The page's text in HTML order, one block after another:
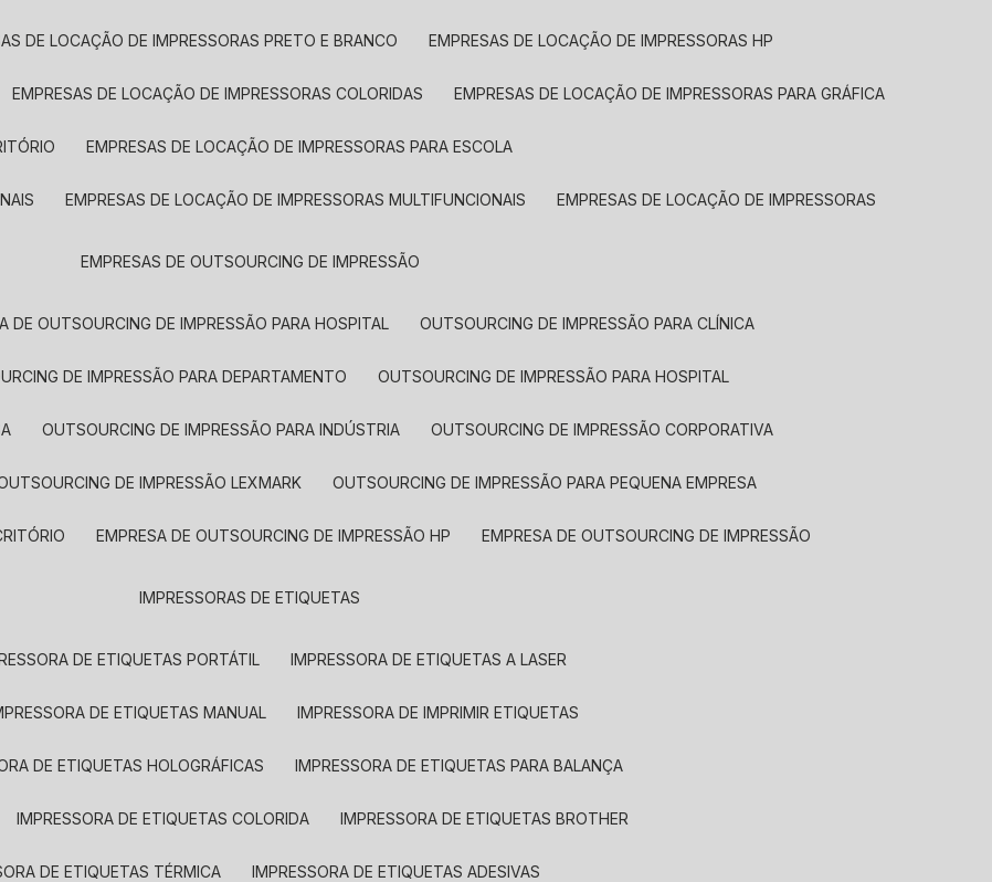
DE LOCAÇÃO DE IMPRESSORAS PRETO E BRANCO EMPRESAS DE LOCAÇÃO DE IMPRESSORAS HP
EMPRESAS DE LOCAÇÃO DE IMPRESSORAS COLORIDAS EMPRESAS DE LOCAÇÃO DE IMPRESSORAS PARA GRÁFICA
EMPRESAS DE LOCAÇÃO DE IMPRESSORAS PARA ESCOLA
EMPRESAS DE LOCAÇÃO DE IMPRESSORAS MULTIFUNCIONAIS EMPRESAS DE LOCAÇÃO DE IMPRESSORAS
EMPRESAS DE OUTSOURCING DE IMPRESSÃO
DE OUTSOURCING DE IMPRESSÃO PARA HOSPITAL OUTSOURCING DE IMPRESSÃO PARA CLÍNICA
DE IMPRESSÃO PARA DEPARTAMENTO OUTSOURCING DE IMPRESSÃO PARA HOSPITAL
OUTSOURCING DE IMPRESSÃO PARA INDÚSTRIA OUTSOURCING DE IMPRESSÃO CORPORATIVA
OUTSOURCING DE IMPRESSÃO LEXMARK OUTSOURCING DE IMPRESSÃO PARA PEQUENA EMPRESA
EMPRESA DE OUTSOURCING DE IMPRESSÃO HP EMPRESA DE OUTSOURCING DE IMPRESSÃO
IMPRESSORAS DE ETIQUETAS
DE ETIQUETAS PORTÁTIL IMPRESSORA DE ETIQUETAS A LASER
DE ETIQUETAS MANUAL IMPRESSORA DE IMPRIMIR ETIQUETAS
DE ETIQUETAS HOLOGRÁFICAS IMPRESSORA DE ETIQUETAS PARA BALANÇA
IMPRESSORA DE ETIQUETAS COLORIDA IMPRESSORA DE ETIQUETAS BROTHER
DE ETIQUETAS TÉRMICA IMPRESSORA DE ETIQUETAS ADESIVAS